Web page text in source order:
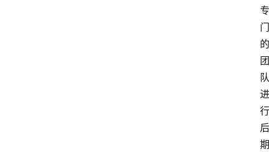
专
门
的
团
队
进
行
后
期